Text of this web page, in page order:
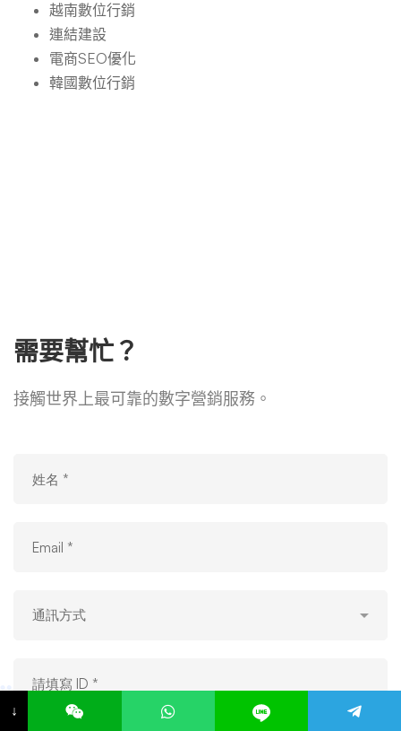
越南數位行銷
連結建設
電商SEO優化
韓國數位行銷
需要幫忙？
接觸世界上最可靠的數字營銷服務。
↓